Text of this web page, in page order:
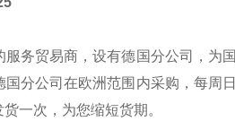
务贸易商，设有德国分公司，为
分公司在欧洲范围内采购，每周
一次，为您缩短货期。